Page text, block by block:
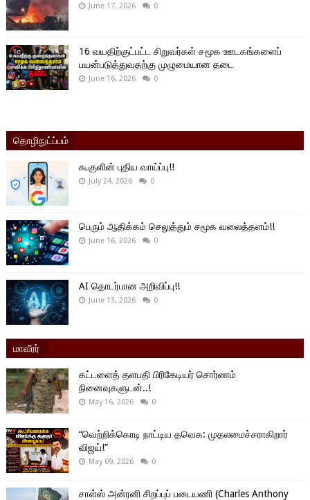
June 17, 2026 0
16 வயதிற்குட்பட்ட சிறுவர்கள் சமூக ஊடகங்களைப்
பயன்படுத்துவதற்கு முழுமையான தடை
June 16, 2026 0
தொழிநுட்ப்பம்
கூகுளின் புதிய வாய்ப்பு!!
July 24, 2026 0
பெரும் ஆதிக்கம் செலுத்தும் சமூக வலைத்தளம்!!
June 16, 2026 0
AI தொடர்பான அறிவிப்பு!!
June 13, 2026 0
மாவீரர்
கட்டளைத் தளபதி பிரிகேடியர் சொர்ணம்
நினைவுகளுடன்..!
May 16, 2026 0
“வெற்றிக்கொடி நாட்டிய தவெக: முதலமைச்சராகிறார்
விஜய்!”
May 09, 2026 0
சாள்ஸ் அன்ரனி சிறப்புப் படையணி (Charles Anthony